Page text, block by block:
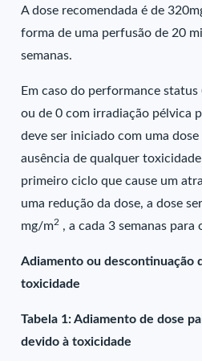
A dose recomendada é de
forma de uma perfusão de 20
semanas.
Em caso do performance status
ou de 0 com irradiação pélvica
deve ser iniciado com uma
ausência de qualquer
primeiro ciclo que cause um
uma redução da dose, a dose
mg/m2 , a cada 3 semanas para
Adiamento ou descontinuação
toxicidade
Tabela 1: Adiamento de dose
devido à toxicidade